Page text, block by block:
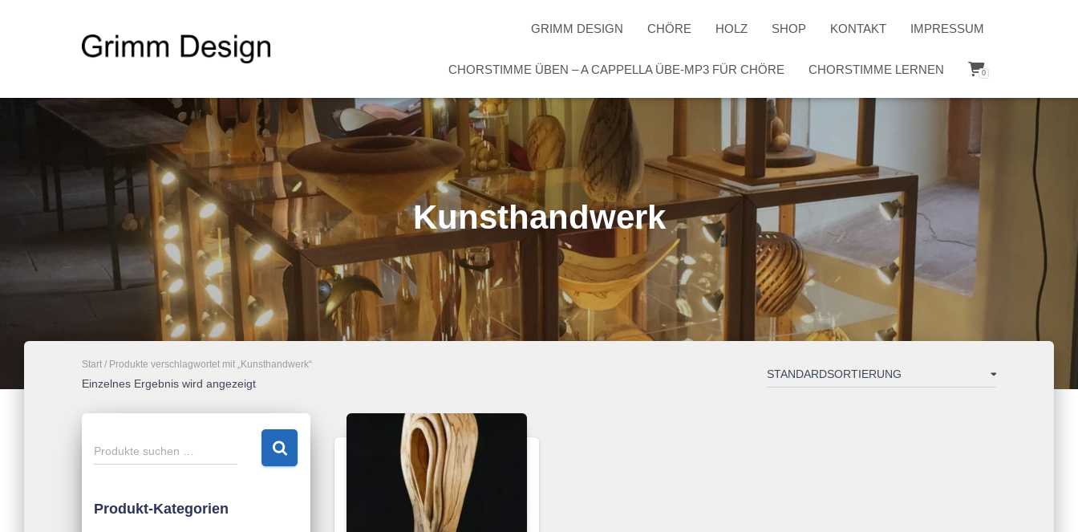
GRIMM DESIGN CHÖRE HOLZ SHOP KONTAKT IMPRESSUM
CHORSTIMME ÜBEN – A CAPPELLA ÜBE-MP3 FÜR CHÖRE CHORSTIMME LERNEN 0
Kunsthandwerk
Start / Produkte verschlagwortet mit „Kunsthandwerk“
Einzelnes Ergebnis wird angezeigt
S
u
e
Produkte suchen …
Produkt-Kategorien